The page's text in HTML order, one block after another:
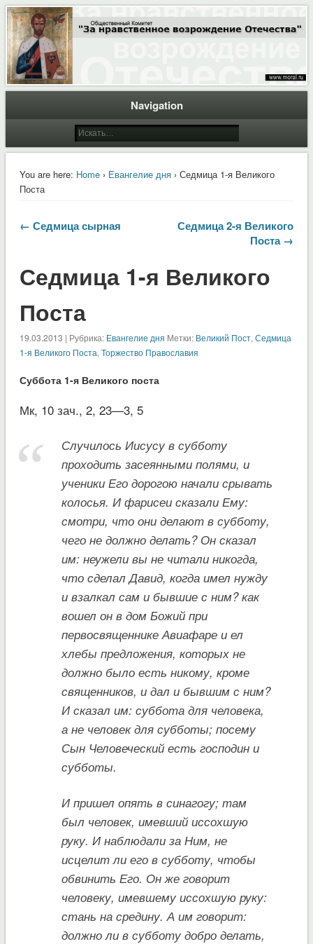
Moral.Ru
Общественный Комитет "За нравственное возрождение Отечества"
Navigation
You are here: Home› Евангелие дня› Седмица 1-я Великого
Поста
← Седмица сырная
Седмица 2-я Великого
Поста →
Седмица 1-я Великого
Поста
19.03.2013 | Рубрика: Евангелие дня Метки: Великий Пост, Седмица
1-я Великого Поста, Торжество Православия
Суббота 1-я Великого поста
Мк, 10 зач., 2, 23—3, 5
Случилось Иисусу в субботу
проходить засеянными полями, и
ученики Его дорогою начали срывать
колосья. И фарисеи сказали Ему:
смотри, что они делают в субботу,
чего не должно делать? Он сказал
им: неужели вы не читали никогда,
что сделал Давид, когда имел нужду
и взалкал сам и бывшие с ним? как
вошел он в дом Божий при
первосвященнике Авиафаре и ел
хлебы предложения, которых не
должно было есть никому, кроме
священников, и дал и бывшим с ним?
И сказал им: суббота для человека,
а не человек для субботы; посему
Сын Человеческий есть господин и
субботы.
И пришел опять в синагогу; там
был человек, имевший иссохшую
руку. И наблюдали за Ним, не
исцелит ли его в субботу, чтобы
обвинить Его. Он же говорит
человеку, имевшему иссохшую руку:
стань на средину. А им говорит:
должно ли в субботу добро делать,